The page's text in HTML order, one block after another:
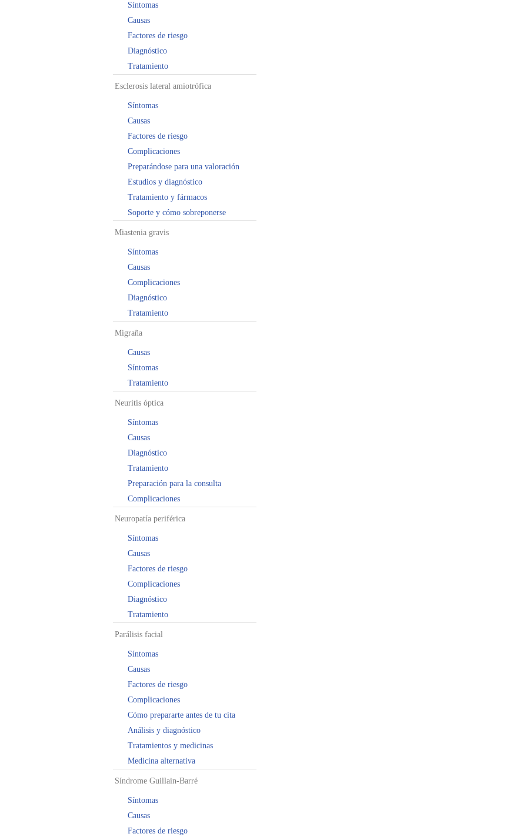
Síntomas
Causas
Factores de riesgo
Diagnóstico
Tratamiento
Esclerosis lateral amiotrófica
Síntomas
Causas
Factores de riesgo
Complicaciones
Preparándose para una valoración
Estudios y diagnóstico
Tratamiento y fármacos
Soporte y cómo sobreponerse
Miastenia gravis
Síntomas
Causas
Complicaciones
Diagnóstico
Tratamiento
Migraña
Causas
Síntomas
Tratamiento
Neuritis óptica
Síntomas
Causas
Diagnóstico
Tratamiento
Preparación para la consulta
Complicaciones
Neuropatía periférica
Síntomas
Causas
Factores de riesgo
Complicaciones
Diagnóstico
Tratamiento
Parálisis facial
Síntomas
Causas
Factores de riesgo
Complicaciones
Cómo prepararte antes de tu cita
Análisis y diagnóstico
Tratamientos y medicinas
Medicina alternativa
Síndrome Guillain-Barré
Síntomas
Causas
Factores de riesgo